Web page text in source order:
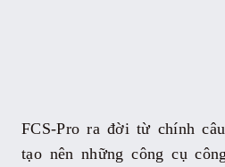
FCS-Pro ra đời từ chính
tạo nên những công cụ